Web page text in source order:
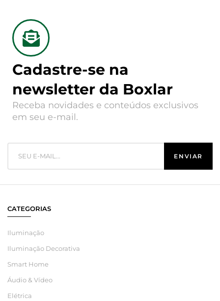
Cadastre-se na
newsletter da Boxlar
Receba novidades e conteúdos exclusivos
em seu e-mail.
CATEGORIAS
Iluminação
Iluminação Decorativa
Smart Home
Áudio & Vídeo
Elétrica